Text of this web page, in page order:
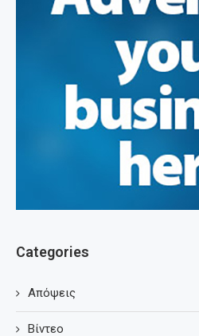
Categories
Απόψεις
Βίντεο